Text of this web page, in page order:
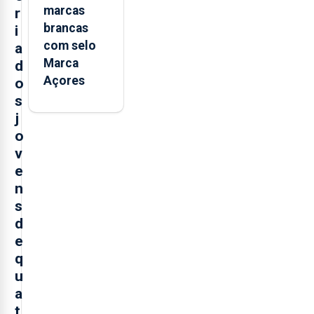
r
i
a
d
o
s
j
o
v
e
n
s
d
e
q
u
a
marcas
brancas
com selo
Marca
Açores